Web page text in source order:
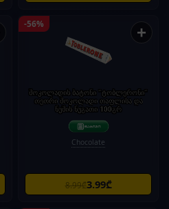
-56% +
შოკოლადის ბატონი "ტობლერონი"
თეთრი შოკოლადი თაფლისა და
ნუშის ნუგათი 100გრ
Chocolate
8.99₾3.99₾